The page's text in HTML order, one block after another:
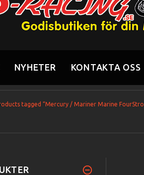
NYHETER KONTAKTA OSS
tagged “Mercury / Mariner Marine